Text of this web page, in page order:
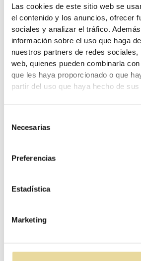
Las cookies de este sitio web se
el contenido y los anuncios, ofrecer
sociales y analizar el tráfico.
información sobre el uso que haga
nuestros partners de redes sociales,
web, quienes pueden combinarla
que les haya proporcionado o que
partir del uso que haya hecho de
Necesarias
Preferencias
Estadística
Marketing
bioclimática.
ÍNDICE
¿Qué es la arquitectura
Principios de la
bioclimáticas
bioclimática
para la construcción
ángulo bioclimático?